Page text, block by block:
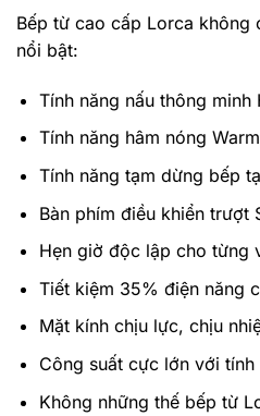
Bếp từ cao cấp Lorca không
nổi bật:
Tính năng nấu thông
Tính năng hâm nóng
Tính năng tạm dừng bếp
Bàn phím điều khiển trượt
Hẹn giờ độc lập cho từng
Tiết kiệm 35% điện năng
Mặt kính chịu lực, chịu
Công suất cực lớn với
Không những thế bếp từ